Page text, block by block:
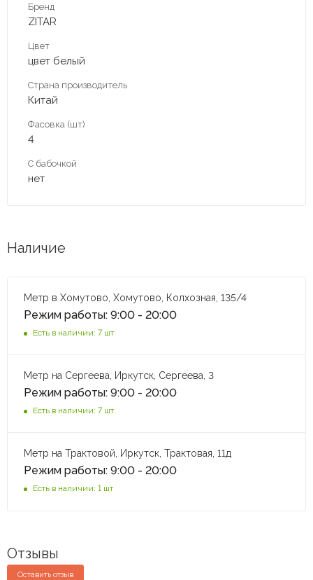
Бренд
ZITAR
Цвет
цвет белый
Страна производитель
Китай
Фасовка (шт)
4
С бабочкой
нет
Наличие
Метр в Хомутово, Хомутово, Колхозная, 135/4
Режим работы: 9:00 - 20:00
Есть в наличии: 7 шт
Метр на Сергеева, Иркутск, Сергеева, 3
Режим работы: 9:00 - 20:00
Есть в наличии: 7 шт
Метр на Трактовой, Иркутск, Трактовая, 11д
Режим работы: 9:00 - 20:00
Есть в наличии: 1 шт
Отзывы
Оставить отзыв